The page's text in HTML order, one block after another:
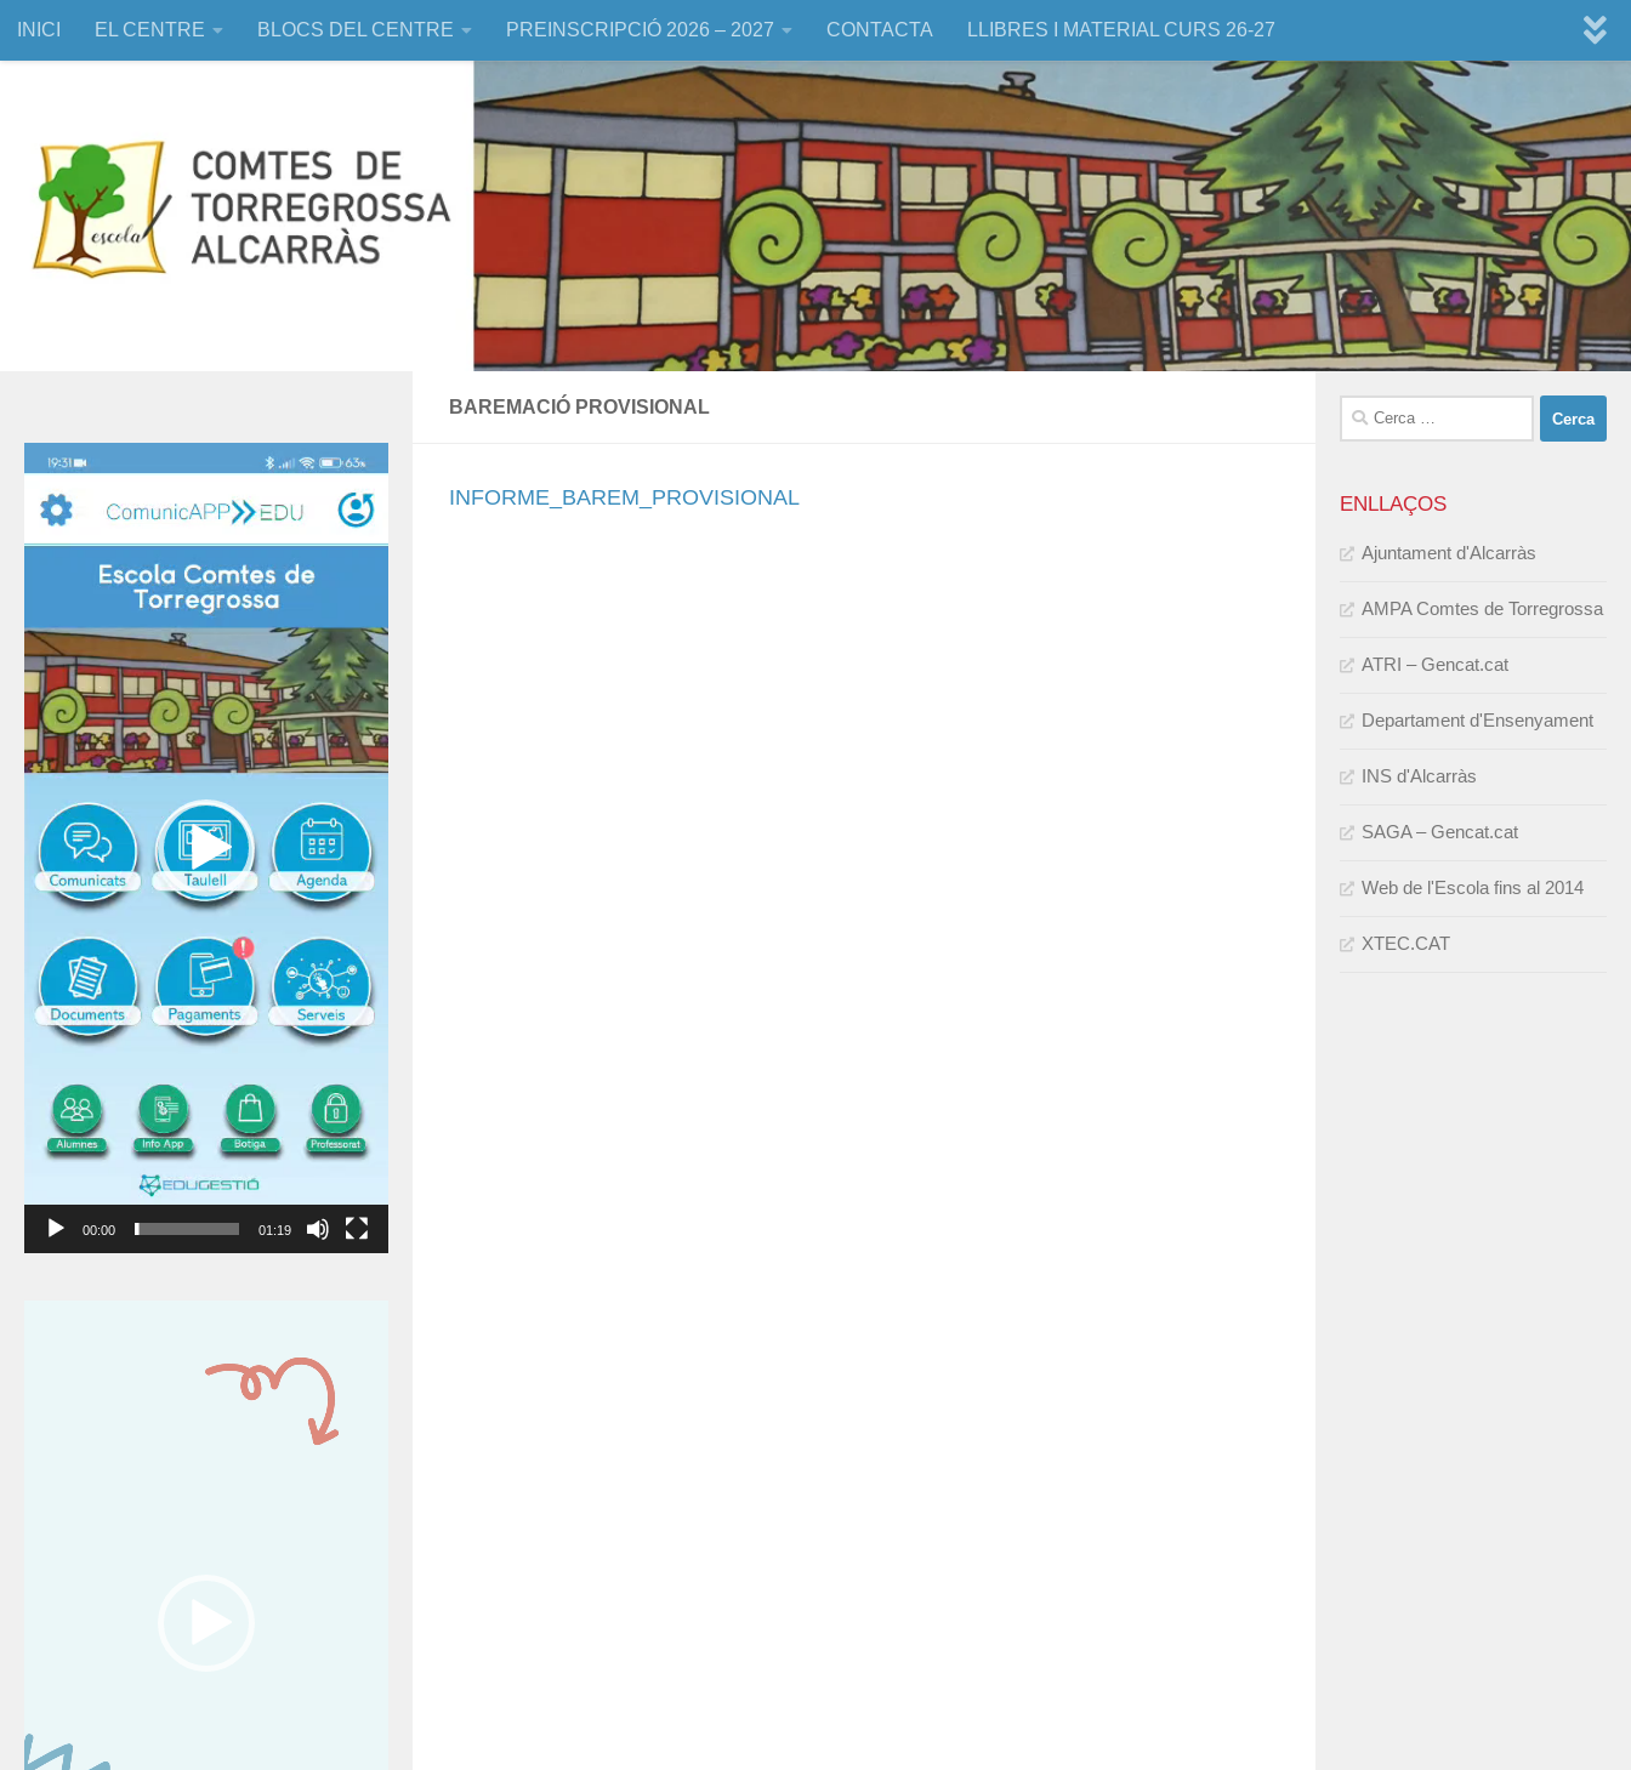
Skip to content
INICI EL CENTRE BLOCS DEL CENTRE PREINSCRIPCIÓ 2026 – 2027 CONTACTA LLIBRES I MATERIAL CURS 26-27
BAREMACIÓ PROVISIONAL
INFORME_BAREM_PROVISIONAL
Reproductor
vídeo
00:00 01:19
Cerca:
ENLLAÇOS
Ajuntament d'Alcarràs
AMPA Comtes de Torregrossa
ATRI – Gencat.cat
Departament d'Ensenyament
INS d'Alcarràs
SAGA – Gencat.cat
Web de l'Escola fins al 2014
XTEC.CAT